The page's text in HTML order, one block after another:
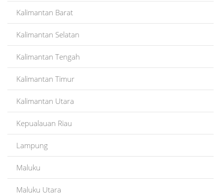
Kalimantan Barat
Kalimantan Selatan
Kalimantan Tengah
Kalimantan Timur
Kalimantan Utara
Kepualauan Riau
Lampung
Maluku
Maluku Utara